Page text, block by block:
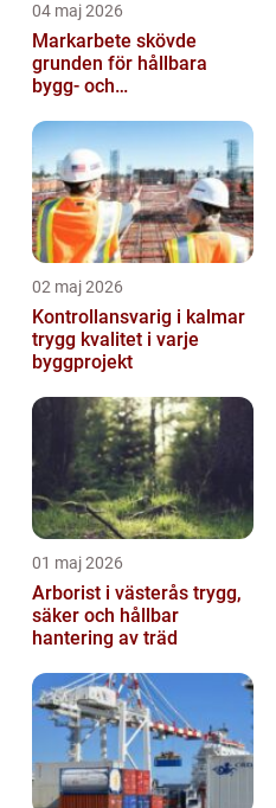
04 maj 2026
Markarbete skövde
grunden för hållbara
bygg- och
02 maj 2026
Kontrollansvarig i kalmar
trygg kvalitet i varje
byggprojekt
01 maj 2026
Arborist i västerås trygg,
säker och hållbar
hantering av träd